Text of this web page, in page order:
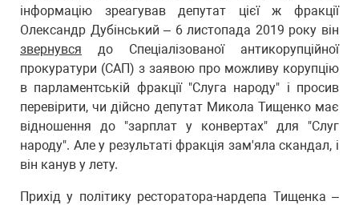
інформацію зреагував депутат цієї ж фракції
Олександр Дубінський – 6 листопада 2019 року він
звернувся до Спеціалізованої антикорупційної
прокуратури (САП) з заявою про можливу корупцію
в парламентській фракції "Слуга народу" і просив
перевірити, чи дійсно депутат Микола Тищенко має
відношення до "зарплат у конвертах" для "Слуг
народу". Але у результаті фракція зам'яла скандал, і
він канув у лету.
Прихід у політику ресторатора-нардепа Тищенка –